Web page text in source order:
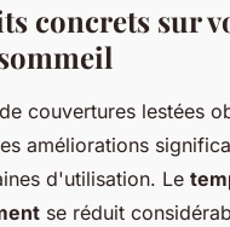
concrets sur
couvertures lestées
améliorations
d'utilisation. Le
se réduit